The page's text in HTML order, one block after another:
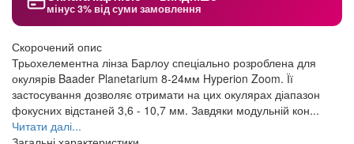
мінус 3% від суми замовлення
Скорочений опис
Трьохелементна лінза Барлоу спеціально розроблена для
окулярів Baader Planetarium 8-24мм Hyperion Zoom. Її
застосування дозволяє отримати на цих окулярах діапазон
фокусних відстаней 3,6 - 10,7 мм. Завдяки модульній кон...
Читати далі...